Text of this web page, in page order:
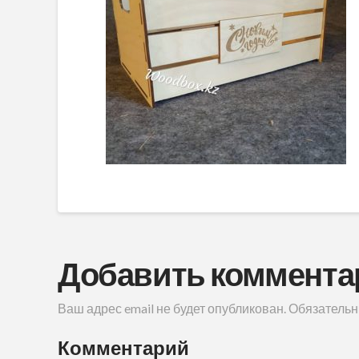
Добавить
Ваш адрес email не будет опубликован.
Комментарий